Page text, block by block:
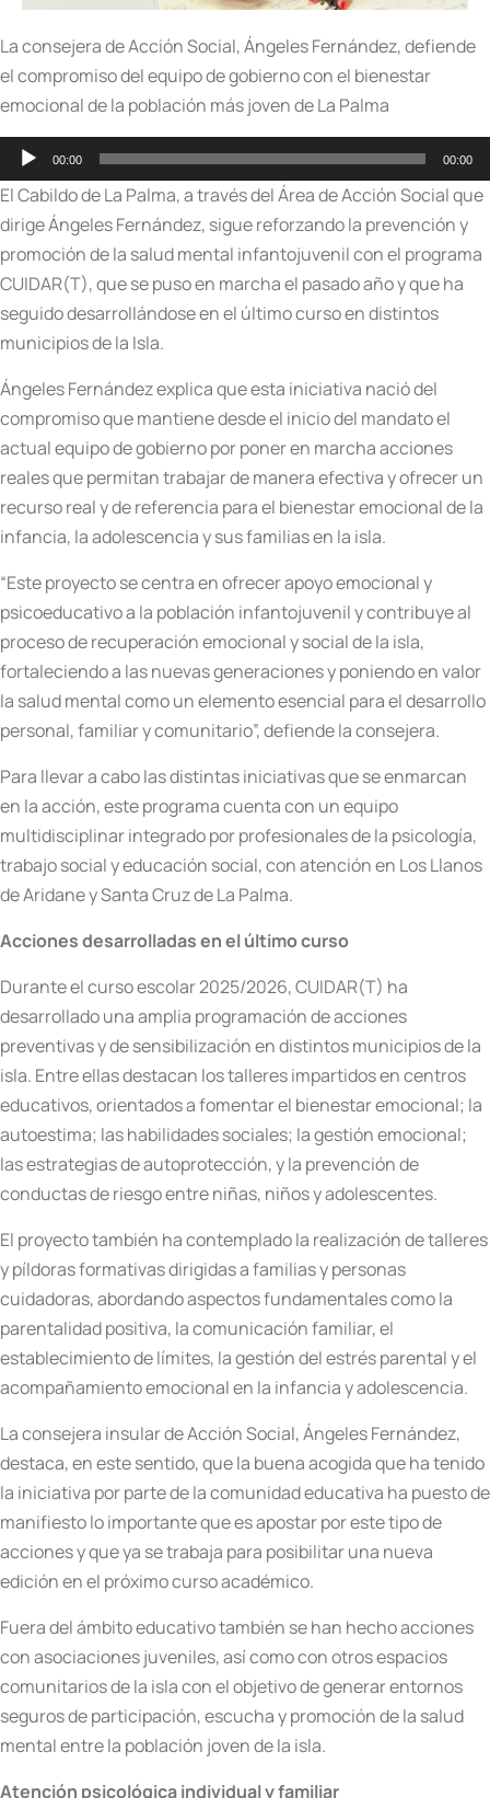
La consejera de Acción Social, Ángeles Fernández, defiende
el compromiso del equipo de gobierno con el bienestar
emocional de la población más joven de La Palma
Reproductor
de
audio
00:00 00:00
El Cabildo de La Palma, a través del Área de Acción Social que
dirige Ángeles Fernández, sigue reforzando la prevención y
promoción de la salud mental infantojuvenil con el programa
CUIDAR(T), que se puso en marcha el pasado año y que ha
seguido desarrollándose en el último curso en distintos
municipios de la Isla.
Ángeles Fernández explica que esta iniciativa nació del
compromiso que mantiene desde el inicio del mandato el
actual equipo de gobierno por poner en marcha acciones
reales que permitan trabajar de manera efectiva y ofrecer un
recurso real y de referencia para el bienestar emocional de la
infancia, la adolescencia y sus familias en la isla.
“Este proyecto se centra en ofrecer apoyo emocional y
psicoeducativo a la población infantojuvenil y contribuye al
proceso de recuperación emocional y social de la isla,
fortaleciendo a las nuevas generaciones y poniendo en valor
la salud mental como un elemento esencial para el desarrollo
personal, familiar y comunitario”, defiende la consejera.
Para llevar a cabo las distintas iniciativas que se enmarcan
en la acción, este programa cuenta con un equipo
multidisciplinar integrado por profesionales de la psicología,
trabajo social y educación social, con atención en Los Llanos
de Aridane y Santa Cruz de La Palma.
Acciones desarrolladas en el último curso
Durante el curso escolar 2025/2026, CUIDAR(T) ha
desarrollado una amplia programación de acciones
preventivas y de sensibilización en distintos municipios de la
isla. Entre ellas destacan los talleres impartidos en centros
educativos, orientados a fomentar el bienestar emocional; la
autoestima; las habilidades sociales; la gestión emocional;
las estrategias de autoprotección, y la prevención de
conductas de riesgo entre niñas, niños y adolescentes.
El proyecto también ha contemplado la realización de talleres
y píldoras formativas dirigidas a familias y personas
cuidadoras, abordando aspectos fundamentales como la
parentalidad positiva, la comunicación familiar, el
establecimiento de límites, la gestión del estrés parental y el
acompañamiento emocional en la infancia y adolescencia.
La consejera insular de Acción Social, Ángeles Fernández,
destaca, en este sentido, que la buena acogida que ha tenido
la iniciativa por parte de la comunidad educativa ha puesto de
manifiesto lo importante que es apostar por este tipo de
acciones y que ya se trabaja para posibilitar una nueva
edición en el próximo curso académico.
Fuera del ámbito educativo también se han hecho acciones
con asociaciones juveniles, así como con otros espacios
comunitarios de la isla con el objetivo de generar entornos
seguros de participación, escucha y promoción de la salud
mental entre la población joven de la isla.
Atención psicológica individual y familiar